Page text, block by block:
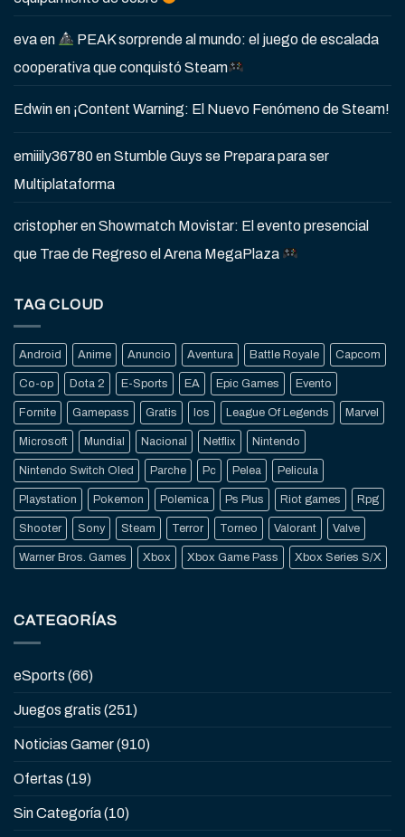
evaen
PEAK sorprende al mundo: el juego de escalada
cooperativa que conquistó Steam
Edwinen ¡Content Warning: El Nuevo Fenómeno de Steam!
emiiily36780enStumble Guys se Prepara para ser
Multiplataforma
cristopherenShowmatch Movistar: El evento presencial
que Trae de Regreso el Arena MegaPlaza
TAG CLOUD
Android Anime Anuncio Aventura Battle Royale Capcom
Co-op Dota 2 E-Sports EA Epic Games Evento
Fornite Gamepass Gratis Ios League Of Legends Marvel
Microsoft Mundial Nacional Netflix Nintendo
Nintendo Switch Oled Parche Pc Pelea Pelicula
Playstation Pokemon Polemica Ps Plus Riot games Rpg
Shooter Sony Steam Terror Torneo Valorant Valve
Warner Bros. Games Xbox Xbox Game Pass Xbox Series S/X
CATEGORÍAS
eSports (66)
Juegos gratis (251)
Noticias Gamer(910)
Ofertas (19)
Sin Categoría(10)